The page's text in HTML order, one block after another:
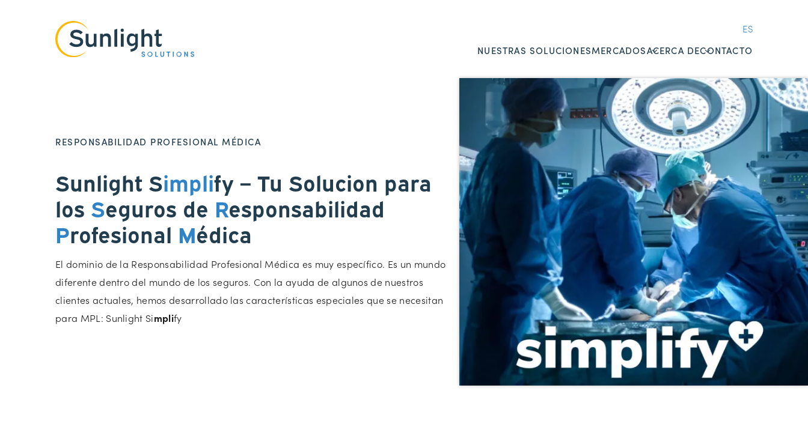
ES
NUESTRAS SOLUCIONESMERCADOS
OVERVIEW
SEGUROS
ESPECIALIZADOS
RESPONSABILIDAD
MÉDICA
BIENES & ACCIDENTES
ACERCA DE
OVERVIEW
SUNNYNEWS ES
CARRERAS
CONOCE A NUESTRO
EQUIPO
CONTACTO
RESPONSABILIDAD PROFESIONAL MÉDICA
Sunlight Simplify – Tu Solucion para
los Seguros de Responsabilidad
Profesional Médica
El dominio de la Responsabilidad Profesional Médica es muy específico. Es un mundo
diferente dentro del mundo de los seguros. Con la ayuda de algunos de nuestros
clientes actuales, hemos desarrollado las características especiales que se necesitan
para MPL: Sunlight Simplify